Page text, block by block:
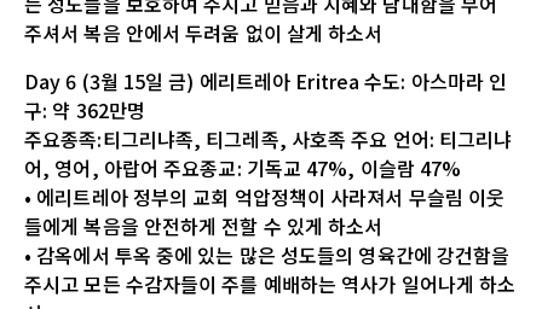
주셔서 복음 안에서 두려움 없이 살게 하소서
Day 6 (3월 15일 금) 에리트레아 Eritrea 수도: 아스마라 인
구: 약 362만명
주요종족:티그리냐족, 티그레족, 사호족 주요 언어: 티그리냐
어, 영어, 아랍어 주요종교: 기독교 47%, 이슬람 47%
• 에리트레아 정부의 교회 억압정책이 사라져서 무슬림 이웃
들에게 복음을 안전하게 전할 수 있게 하소서
• 감옥에서 투옥 중에 있는 많은 성도들의 영육간에 강건함을
주시고 모든 수감자들이 주를 예배하는 역사가 일어나게 하소